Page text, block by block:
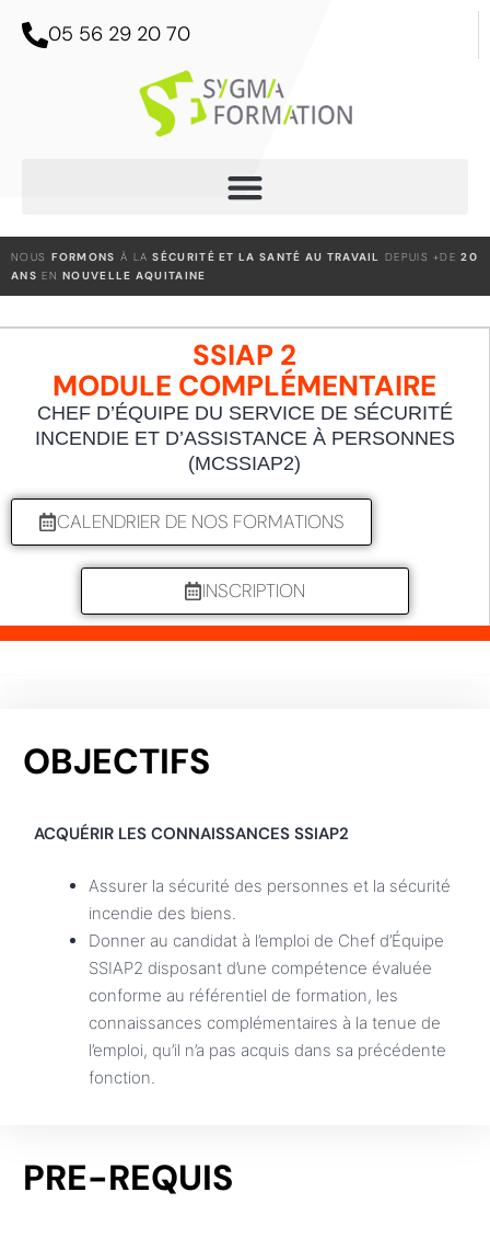
05 56 29 20 70
NOUS FORMONS À LASÉCURITÉ ET LA SANTÉ AU TRAVAIL DEPUIS +DE20
ANS ENNOUVELLE AQUITAINE
SSIAP 2
MODULE COMPLÉMENTAIRE
CHEF D’ÉQUIPE DU SERVICE DE SÉCURITÉ
INCENDIE ET D’ASSISTANCE À PERSONNES
(MCSSIAP2)
CALENDRIER DE NOS FORMATIONS
INSCRIPTION
OBJECTIFS
ACQUÉRIR LES CONNAISSANCES SSIAP2
Assurer la sécurité des personnes et la sécurité
incendie des biens.
Donner au candidat à l’emploi de Chef d’Équipe
SSIAP2 disposant d’une compétence évaluée
conforme au référentiel de formation, les
connaissances complémentaires à la tenue de
l’emploi, qu’il n’a pas acquis dans sa précédente
fonction.
PRE-REQUIS